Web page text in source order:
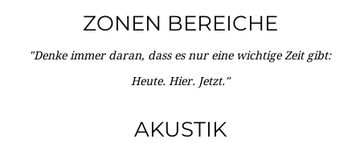
ZONEN BEREICHE
"Denke immer daran, dass es nur eine wichtige Zeit gibt:
Heute. Hier. Jetzt."
AKUSTIK